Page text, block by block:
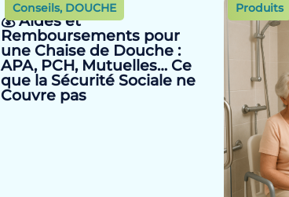
💰 Aides et
Remboursements pour
une Chaise de Douche :
APA, PCH, Mutuelles… Ce
que la Sécurité Sociale ne
Couvre pas
Conseils, DOUCHE Produits